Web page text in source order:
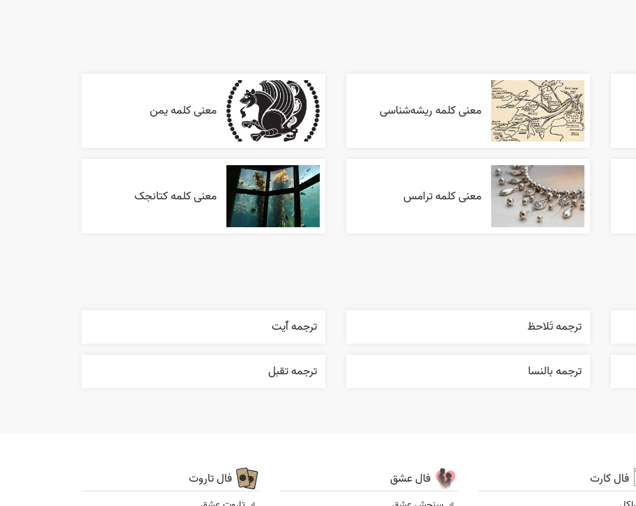
معنی کلمه ریشه‌شناسی معنی کلمه یمن
معنی کلمه ترامس معنی کلمه کتانجک
ترجمه تَلاحظ ترجمه ٱیت
ترجمه بالنسا ترجمه تقبل
فال کارت فال عشق فال تاروت